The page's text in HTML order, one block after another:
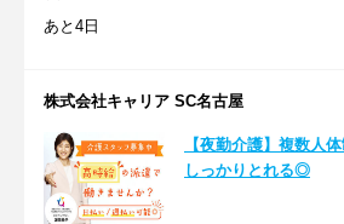
あと4日
株式会社キャリア SC名古屋
【夜勤介護】複数人
しっかりとれる◎